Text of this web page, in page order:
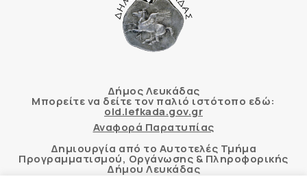
Δήμος Λευκάδας
Μπορείτε να δείτε τον παλιό ιστότοπο εδώ:
old.lefkada.gov.gr
Αναφορά Παρατυπίας
Δημιουργία από το Αυτοτελές Τμήμα
Προγραμματισμού, Οργάνωσης & Πληροφορικής
Δήμου Λευκάδας